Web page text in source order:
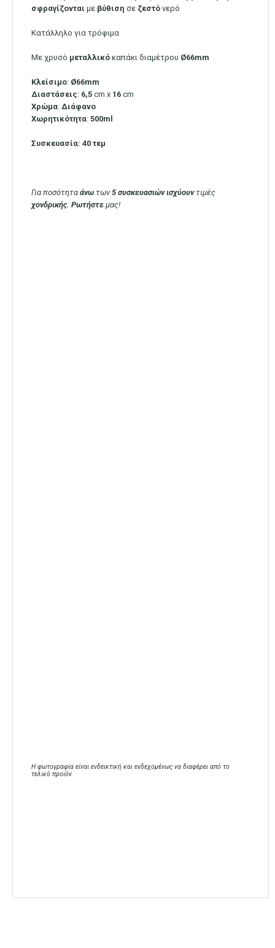
σφραγίζονται με βύθιση σε ζεστό νερό
Κατάλληλο για τρόφιμα
Με χρυσό μεταλλικό καπάκι διαμέτρου Ø66mm
Κλείσιμο: Ø66mm
Διαστάσεις: 6,5 cm x 16 cm
Χρώμα: Διάφανο
Χωρητικότητα: 500ml
Συσκευασία: 40 τεμ
Για ποσότητα άνω των5 συσκευασιών ισχύουντιμές
χονδρικής. Ρωτήστε μας!
Η φωτογραφία είναι ενδεικτική και ενδεχομένως να διαφέρει από το
τελικό προϊόν